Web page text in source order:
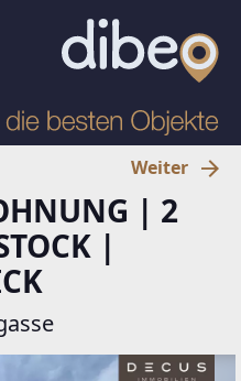
Weiter
| 2
|